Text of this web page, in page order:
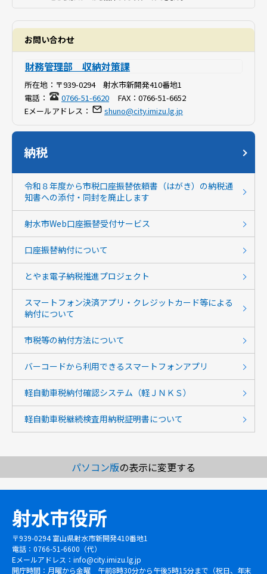
お問い合わせ
財務管理部 収納対策課
所在地： 〒939-0294 射水市新開発410番地1
電話：
0766-51-6620 FAX： 0766-51-6652
Eメールアドレス：
shuno@city.imizu.lg.jp
納税
令和８年度から市税口座振替依頼書（はがき）の納税通
知書への添付・同封を廃止します
射水市Web口座振替受付サービス
口座振替納付について
とやま電子納税推進プロジェクト
スマートフォン決済アプリ・クレジットカード等による
納付について
市税等の納付方法について
バーコードから利用できるスマートフォンアプリ
軽自動車税納付確認システム（軽ＪＮＫＳ）
軽自動車税継続検査用納税証明書について
パソコン版の表示に変更する
射水市役所
〒939-0294 富山県射水市新開発410番地1
電話：0766-51-6600（代）
Eメールアドレス： info@city.imizu.lg.jp
開庁時間：月曜から金曜 午前8時30分から午後5時15分まで（祝日、年末